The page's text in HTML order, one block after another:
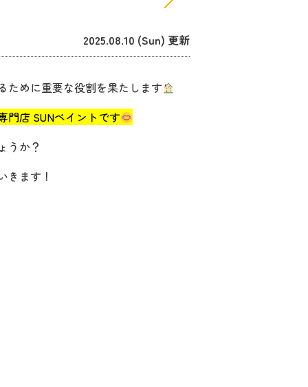
2025.08.10 (Sun) 更新
ために重要な役割を果たします
門店 SUNペイントです
うか？
きます！